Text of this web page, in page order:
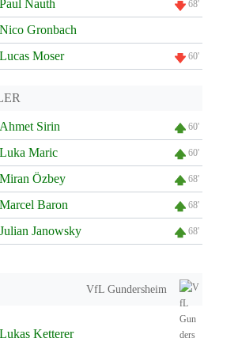
Paul Nauth 68'
Nico Gronbach
Lucas Moser 60'
Ahmet Sirin 60'
Luka Maric 60'
Miran Özbey 68'
Marcel Baron 68'
Julian Janowsky 68'
VfL Gundersheim
Lukas Ketterer